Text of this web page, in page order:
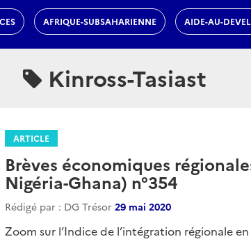
AFRIQUE-SUBSAHARIENNE AIDE-AU-
Kinross-Tasiast
ARTICLE
Brèves économiques
Nigéria-Ghana) n°354
Rédigé par : DG Trésor 29 mai 2020
Zoom sur l’Indice de l’intégration régionale